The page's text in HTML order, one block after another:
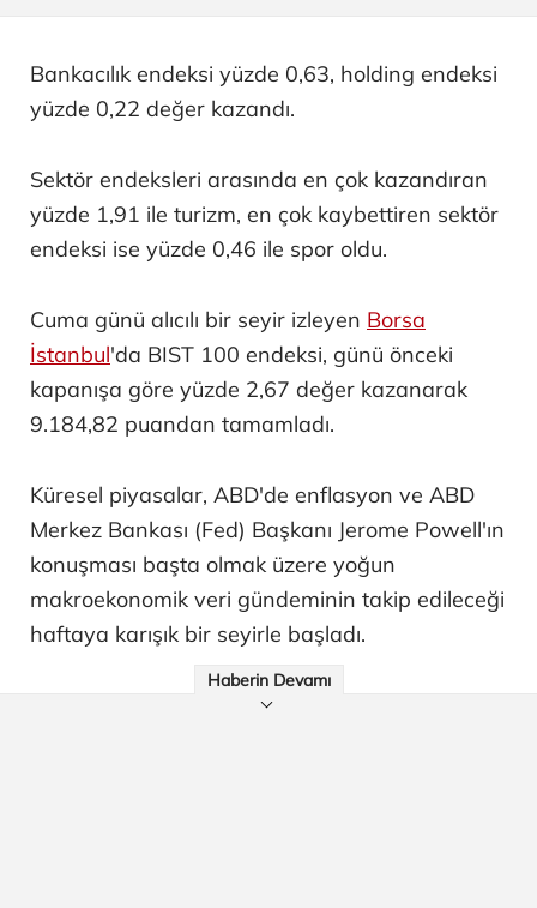
Bankacılık endeksi yüzde 0,63, holding endeksi
yüzde 0,22 değer kazandı.
Sektör endeksleri arasında en çok kazandıran
yüzde 1,91 ile turizm, en çok kaybettiren sektör
endeksi ise yüzde 0,46 ile spor oldu.
Cuma günü alıcılı bir seyir izleyen Borsa
İstanbul'da BIST 100 endeksi, günü önceki
kapanışa göre yüzde 2,67 değer kazanarak
9.184,82 puandan tamamladı.
Küresel piyasalar, ABD'de enflasyon ve ABD
Merkez Bankası (Fed) Başkanı Jerome Powell'ın
konuşması başta olmak üzere yoğun
makroekonomik veri gündeminin takip edileceği
haftaya karışık bir seyirle başladı.
Haberin Devamı